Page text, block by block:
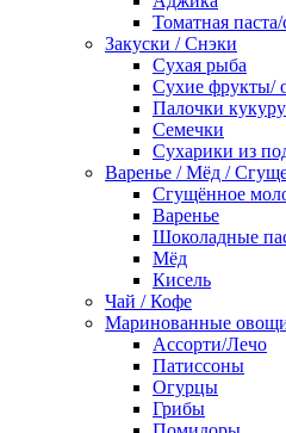
Томатная
Закуски / Снэки
Сухая рыба
Сухие фрукты/
Палочки
Семечки
Сухарики из
Варенье / Мёд /
Сгущённое
Варенье
Шоколадные
Мёд
Кисель
Чай / Кофе
Маринованные
Ассорти/Лечо
Патиссоны
Огурцы
Грибы